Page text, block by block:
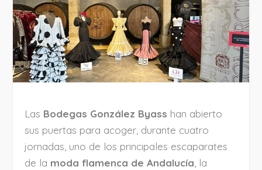
Las Bodegas González Byass han abierto
sus puertas para acoger, durante cuatro
jornadas, uno de los principales escaparates
de la moda flamenca de Andalucía , la